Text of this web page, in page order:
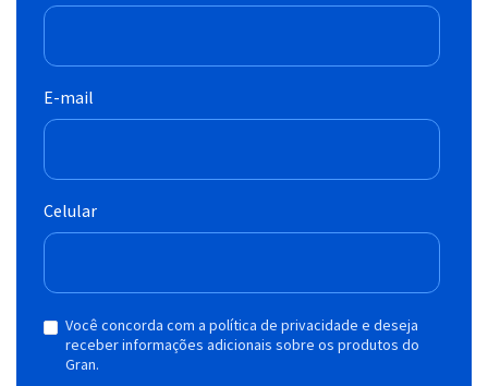
E-mail
Celular
Você concorda com a política de privacidade e deseja
receber informações adicionais sobre os produtos do
Gran.